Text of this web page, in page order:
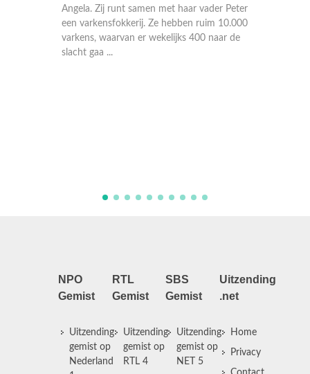
runt samen met haar vader Peter
Ze hebben ruim 10.000
waarvan er wekelijks 400 naar de
NPO
Gemist
Uitzending
gemist op
Nederland
RTL
Gemist
Uitzending
gemist op
RTL 4
SBS
Gemist
Uitzending
gemist op
NET 5
Uitzending
.net
Home
Privacy